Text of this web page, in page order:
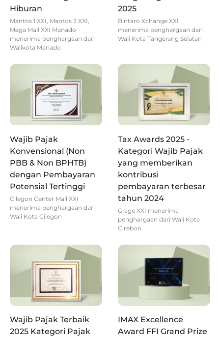
Hiburan
Mantos 1 XXI, Mantos 3 XXI,
Mega Mall XXI Manado
menerima penghargaan dari
Walikota Manado
2025
Bintaro Xchange XXI
menerima penghargaan dari
Wali Kota Tangerang Selatan
Wajib Pajak
Konvensional (Non
PBB & Non BPHTB)
dengan Pembayaran
Potensial Tertinggi
Cilegon Center Mall XXI
menerima penghargaan dari
Wali Kota Cilegon
Tax Awards 2025 -
Kategori Wajib Pajak
yang memberikan
kontribusi
pembayaran terbesar
tahun 2024
Grage XXI menerima
penghargaan dari Wali Kota
Cirebon
Wajib Pajak Terbaik
2025 Kategori Pajak
IMAX Excellence
Award FFI Grand Prize